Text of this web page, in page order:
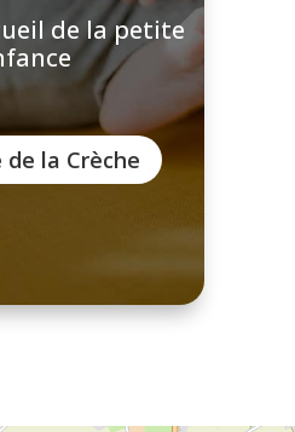
de la petite
de la Crèche